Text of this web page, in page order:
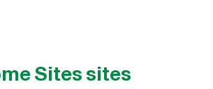
Sites sites